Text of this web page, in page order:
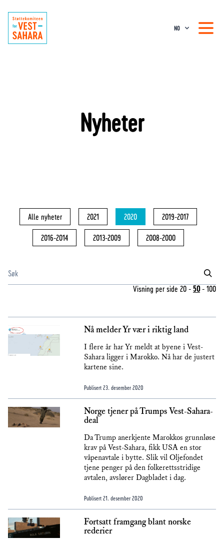
NO
Nyheter
Alle nyheter 2021 2020 2019-2017
2016-2014 2013-2009 2008-2000
Visning per side 20 - 50- 100
Nå melder Yr vær i riktig land
I flere år har Yr meldt at byene i Vest-
Sahara ligger i Marokko. Nå har de justert
kartene sine.
Publisert 23. desember 2020
Norge tjener på Trumps Vest-Sahara-
deal
Da Trump anerkjente Marokkos grunnløse
krav på Vest-Sahara, fikk USA en stor
våpenavtale i bytte. Slik vil Oljefondet
tjene penger på den folkerettsstridige
avtalen, avslører Dagbladet i dag.
Publisert 21. desember 2020
Fortsatt framgang blant norske
rederier